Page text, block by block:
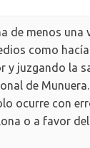
de menos
como
y juzgando la
de
ocurre con
o a favor